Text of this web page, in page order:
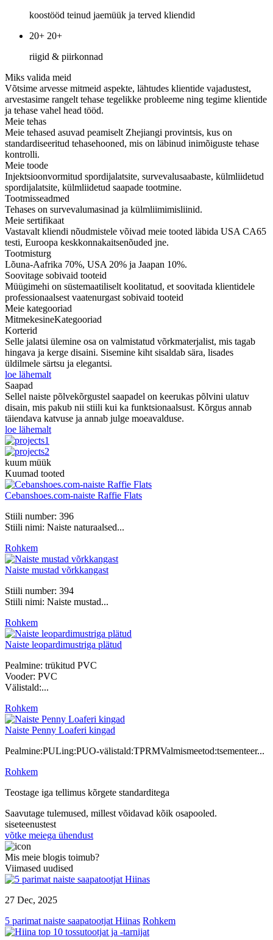
koostööd teinud jaemüük ja terved kliendid
20+ 20+
riigid & piirkonnad
Miks valida meid
Võtsime arvesse mitmeid aspekte, lähtudes klientide vajadustest,
arvestasime rangelt tehase tegelikke probleeme ning tegime klientide
ja tehase vahel head tööd.
Meie tehas
Meie tehased asuvad peamiselt Zhejiangi provintsis, kus on
standardiseeritud tehasehooned, mis on läbinud inimõiguste tehase
kontrolli.
Meie toode
Injektsioonvormitud spordijalatsite, survevalusaabaste, külmliidetud
spordijalatsite, külmliidetud saapade tootmine.
Tootmisseadmed
Tehases on survevalumasinad ja külmliimimisliinid.
Meie sertifikaat
Vastavalt kliendi nõudmistele võivad meie tooted läbida USA CA65
testi, Euroopa keskkonnakaitsenõuded jne.
Tootmisturg
Lõuna-Aafrika 70%, USA 20% ja Jaapan 10%.
Soovitage sobivaid tooteid
Müügimehi on süstemaatiliselt koolitatud, et soovitada klientidele
professionaalsest vaatenurgast sobivaid tooteid
Meie kategooriad
MitmekesineKategooriad
Korterid
Selle jalatsi ülemine osa on valmistatud võrkmaterjalist, mis tagab
hingava ja kerge disaini. Sisemine kiht sisaldab sära, lisades
üldilmele särtsu ja elegantsi.
loe lähemalt
Saapad
Sellel naiste põlvekõrgustel saapadel on keerukas põlvini ulatuv
disain, mis pakub nii stiili kui ka funktsionaalsust. Kõrgus annab
täiendava katvuse ja annab julge moeavalduse.
loe lähemalt
kuum müük
Kuumad tooted
Cebanshoes.com-naiste Raffie Flats
Stiili number: 396
Stiili nimi: Naiste naturaalsed...
Rohkem
Naiste mustad võrkkangast
Stiili number: 394
Stiili nimi: Naiste mustad...
Rohkem
Naiste leopardimustriga plätud
Pealmine: trükitud PVC
Vooder: PVC
Välistald:...
Rohkem
Naiste Penny Loaferi kingad
Pealmine:PULing:PUO-välistald:TPRMValmismeetod:tsementeer...
Rohkem
Teostage iga tellimus kõrgete standarditega
Saavutage tulemused, millest võidavad kõik osapooled.
siseteenustest
võtke meiega ühendust
Mis meie blogis toimub?
Viimased uudised
27 Dec, 2025
5 parimat naiste saapatootjat Hiinas Rohkem